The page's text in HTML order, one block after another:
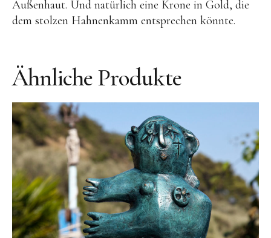
Datenschutz
Außenhaut. Und natürlich eine Krone in Gold, die
dem stolzen Hahnenkamm entsprechen könnte.
Ähnliche Produkte